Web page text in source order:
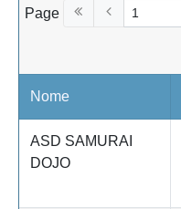
Page
Nome
ASD SAMURAI
DOJO